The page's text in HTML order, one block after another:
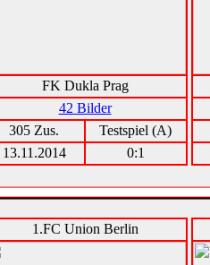
FK Dukla Prag
42 Bilder
305 Zus.
Testspiel (A)
13.11.2014
0:1
1.FC Union Berlin